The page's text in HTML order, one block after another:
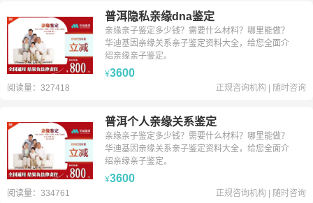
普洱隐私亲缘dna鉴定
亲缘亲子鉴定多少钱？需要什么材料？哪里能做？
华迪基因亲缘关系亲子鉴定资料大全，给您全面介
绍亲缘亲子鉴定。
¥3600
阅读量：327418 正规咨询机构 随时咨询
普洱个人亲缘关系鉴定
亲缘亲子鉴定多少钱？需要什么材料？哪里能做？
华迪基因亲缘关系亲子鉴定资料大全，给您全面介
绍亲缘亲子鉴定。
¥3600
阅读量：334761 正规咨询机构 随时咨询